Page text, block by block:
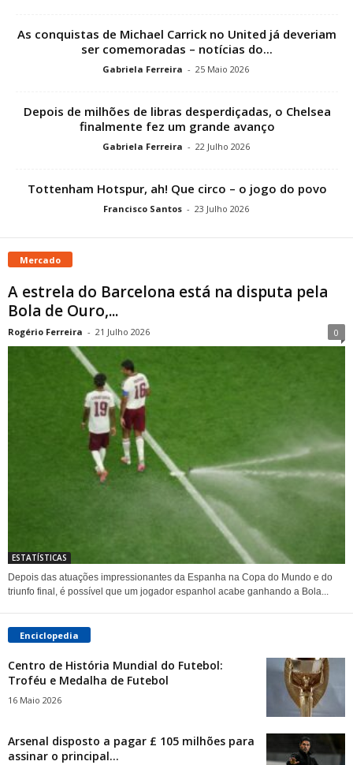
As conquistas de Michael Carrick no United já deveriam
ser comemoradas – notícias do...
Gabriela Ferreira - 25 Maio 2026
Depois de milhões de libras desperdiçadas, o Chelsea
finalmente fez um grande avanço
Gabriela Ferreira - 22 Julho 2026
Tottenham Hotspur, ah! Que circo – o jogo do povo
Francisco Santos - 23 Julho 2026
Mercado
A estrela do Barcelona está na disputa pela
Bola de Ouro,...
Rogério Ferreira - 21 Julho 2026 0
ESTATÍSTICAS
Depois das atuações impressionantes da Espanha na Copa do Mundo e do
triunfo final, é possível que um jogador espanhol acabe ganhando a Bola...
Enciclopedia
Centro de História Mundial do Futebol:
Troféu e Medalha de Futebol
16 Maio 2026
Arsenal disposto a pagar £ 105 milhões para
assinar o principal...